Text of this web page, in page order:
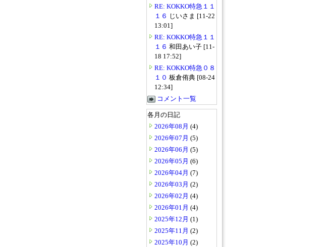
RE: KOKKO特急１１
１６ じいさま [11-22
13:01]
RE: KOKKO特急１１
１６ 和田あい子 [11-
18 17:52]
RE: KOKKO特急０８
１０ 板倉侑典 [08-24
12:34]
コメント一覧
各月の日記
2026年08月 (4)
2026年07月 (5)
2026年06月 (5)
2026年05月 (6)
2026年04月 (7)
2026年03月 (2)
2026年02月 (4)
2026年01月 (4)
2025年12月 (1)
2025年11月 (2)
2025年10月 (2)